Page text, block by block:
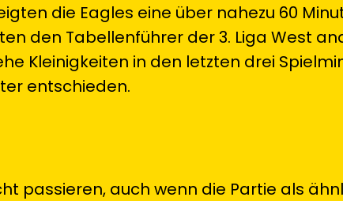
die Eagles eine über nahezu 60
den Tabellenführer der 3. Liga West
Kleinigkeiten in den letzten drei
entschieden.
passieren, auch wenn die Partie als